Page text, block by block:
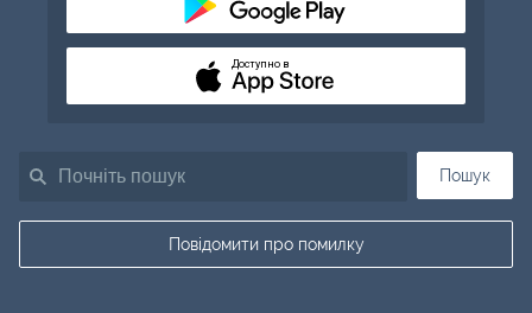
Пошук
Повідомити про помилку
Доступно в